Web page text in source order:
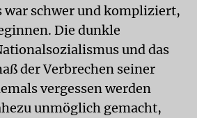
war schwer und kompliziert,
Die dunkle
und das
der Verbrechen seiner
vergessen werden
unmöglich gemacht,